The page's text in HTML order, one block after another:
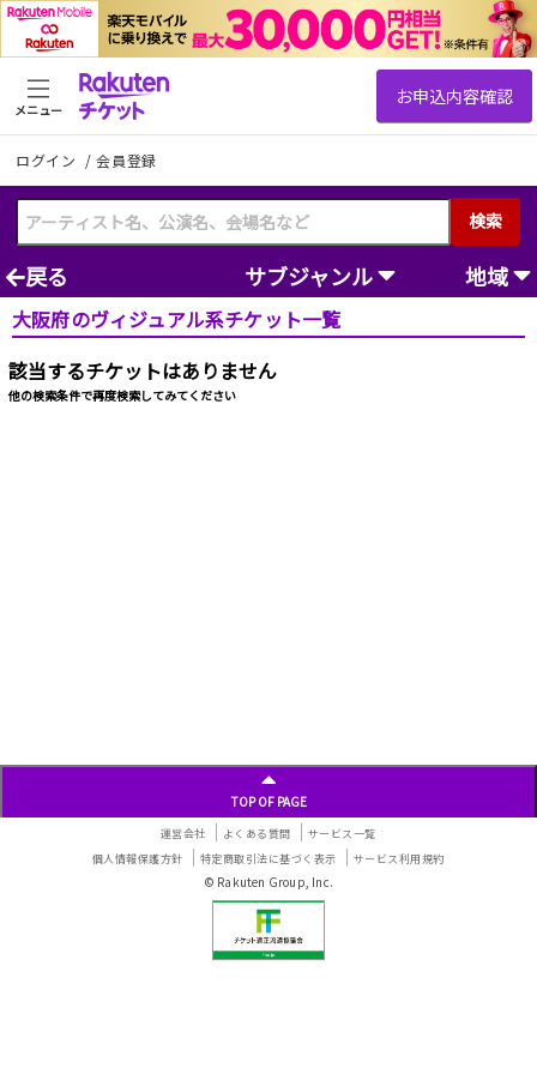
ログイン /会員登録
検索
メニュー
戻る サブジャンル 地域
大阪府のヴィジュアル系チケット一覧
該当するチケットはありません
他の検索条件で再度検索してみてください
TOP OF PAGE
運営会社 よくある質問
サービス一覧
個人情報保護方針
特定商取引法に基づく表示 サービス利用規約
© Rakuten Group, Inc.